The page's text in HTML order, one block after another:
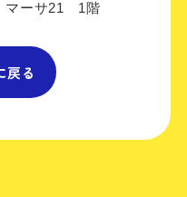
マーサ21 1階
戻る